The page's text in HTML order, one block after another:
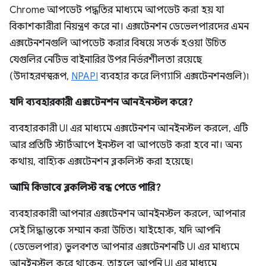
Chrome আপডেট পদ্ধতির মাধ্যমে আপডেট করা হয় যা
বিকাশকারীরা নিয়ন্ত্রণ করে না। এক্সটেনশন ডেভেলপারদের এমন
এক্সটেনশনগুলি আপডেট করার বিষয়ে সতর্ক হওয়া উচিত
যেগুলির নেটিভ বাইনারির উপর নির্ভরশীলতা রয়েছে
(উদাহরণস্বরূপ, NPAPI ব্যবহার করে লিগ্যাসি এক্সটেনশনগুলি)৷
যদি ব্যবহারকারী এক্সটেনশন আনইনস্টল করে?
ব্যবহারকারী UI এর মাধ্যমে এক্সটেনশন আনইনস্টল করলে, এটি
আর প্রতিটি স্টার্টআপে ইনস্টল বা আপডেট করা হবে না। অন্য
কথায়, বাহ্যিক এক্সটেনশন ব্লকলিস্ট করা হয়েছে।
আমি কিভাবে ব্লকলিস্ট বন্ধ পেতে পারি?
ব্যবহারকারী আপনার এক্সটেনশন আনইনস্টল করলে, আপনার
সেই সিদ্ধান্তকে সম্মান করা উচিত। যাইহোক, যদি আপনি
(ডেভেলপার) ভুলবশত আপনার এক্সটেনশনটি UI এর মাধ্যমে
আনইনস্টল করে থাকেন, তাহলে আপনি UI এর মাধ্যমে